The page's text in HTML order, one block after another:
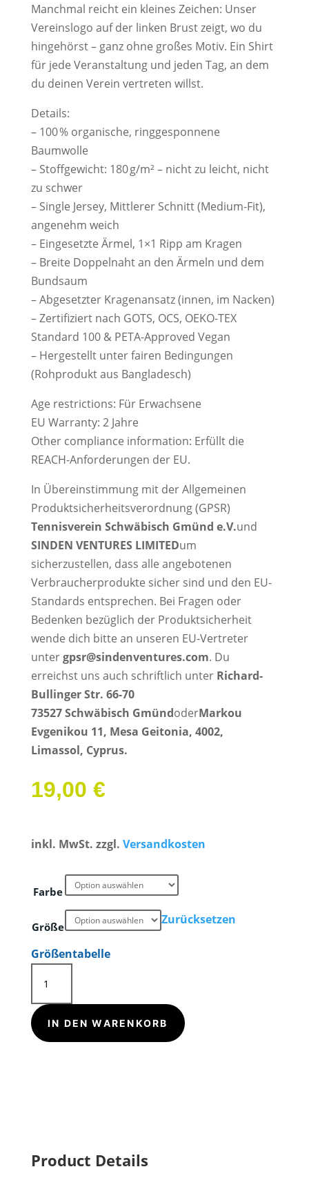
Manchmal reicht ein kleines Zeichen: Unser
Vereinslogo auf der linken Brust zeigt, wo du
hingehörst – ganz ohne großes Motiv. Ein Shirt
für jede Veranstaltung und jeden Tag, an dem
du deinen Verein vertreten willst.
Details:
– 100 % organische, ringgesponnene
Baumwolle
– Stoffgewicht: 180 g/m² – nicht zu leicht, nicht
zu schwer
– Single Jersey, Mittlerer Schnitt (Medium-Fit),
angenehm weich
– Eingesetzte Ärmel, 1×1 Ripp am Kragen
– Breite Doppelnaht an den Ärmeln und dem
Bundsaum
– Abgesetzter Kragenansatz (innen, im Nacken)
– Zertifiziert nach GOTS, OCS, OEKO-TEX
Standard 100 & PETA-Approved Vegan
– Hergestellt unter fairen Bedingungen
(Rohprodukt aus Bangladesch)
Age restrictions: Für Erwachsene
EU Warranty: 2 Jahre
Other compliance information: Erfüllt die
REACH-Anforderungen der EU.
In Übereinstimmung mit der Allgemeinen
Produktsicherheitsverordnung (GPSR)
Tennisverein Schwäbisch Gmünd e.V.und
SINDEN VENTURES LIMITEDum
sicherzustellen, dass alle angebotenen
Verbraucherprodukte sicher sind und den EU-
Standards entsprechen. Bei Fragen oder
Bedenken bezüglich der Produktsicherheit
wende dich bitte an unseren EU-Vertreter
untergpsr@sindenventures.com. Du
erreichst uns auch schriftlich unter Richard-
Bullinger Str. 66-70
73527 Schwäbisch GmündoderMarkou
Evgenikou 11, Mesa Geitonia, 4002,
Limassol, Cyprus.
19,00 €
inkl. MwSt. zzgl. Versandkosten
Farbe
Größe Zurücksetzen
Größentabelle
Gmünd
-
Logo
T-
IN DEN WARENKORB
Product Details